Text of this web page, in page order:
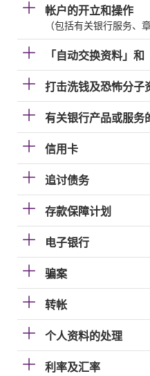
帐户的开立和操作
（包括有关银行服务、
「自动交换资料」和
打击洗钱及恐怖分子
有关银行产品或服务
信用卡
追讨债务
存款保障计划
电子银行
骗案
转帐
个人资料的处理
利率及汇率